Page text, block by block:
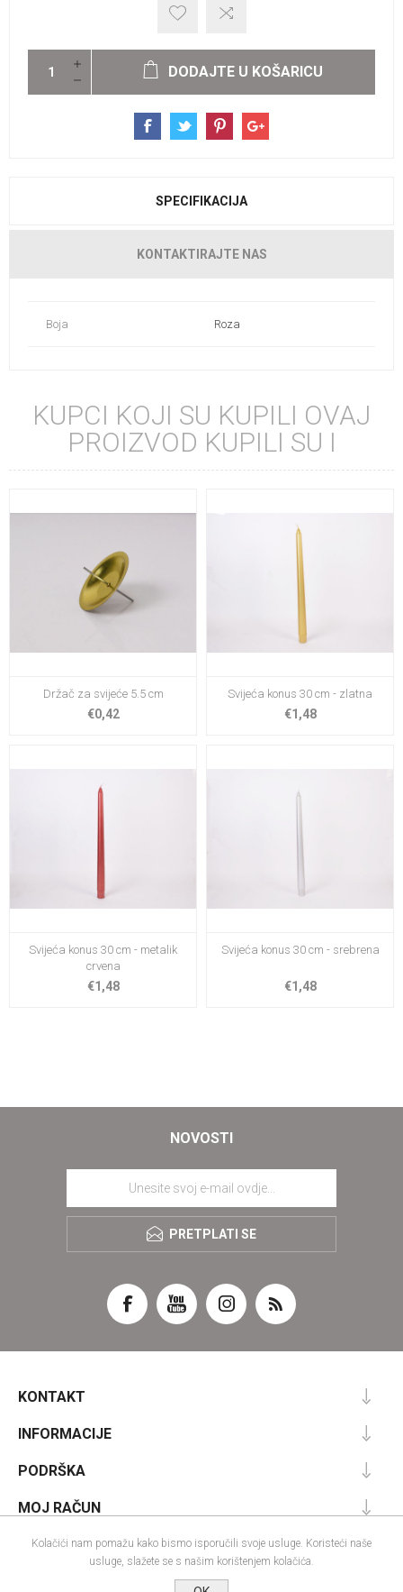
DODAJTE U KOŠARICU
SPECIFIKACIJA
KONTAKTIRAJTE NAS
Boja Roza
KUPCI KOJI SU KUPILI OVAJ
PROIZVOD KUPILI SU I
Držač za svijeće 5.5 cm
€0,42
Svijeća konus 30 cm - zlatna
€1,48
Svijeća konus 30 cm - metalik
crvena
€1,48
Svijeća konus 30 cm - srebrena
€1,48
NOVOSTI
PRETPLATI SE
KONTAKT
INFORMACIJE
PODRŠKA
MOJ RAČUN
Powered bynopCommerce
Kolačići nam pomažu kako bismo isporučili svoje usluge. Koristeći naše
usluge, slažete se s našim korištenjem kolačića.